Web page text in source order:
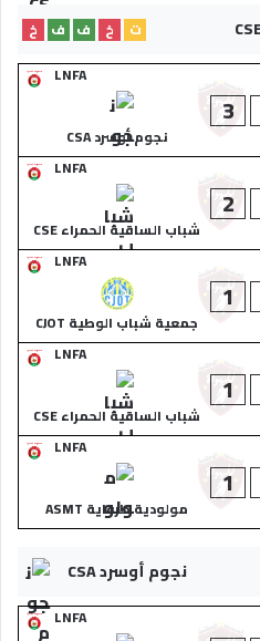
ت خ ف ف
خ
LNFA
3
نجوم أوسرد CSA
LNFA
2
شباب الساقية الحمراء CSE
LNFA
1
جمعية شباب الوطية CJOT
LNFA
1
شباب الساقية الحمراء CSE
LNFA
1
مولودية طرفاية ASMT
نجوم أوسرد CSA
LNFA